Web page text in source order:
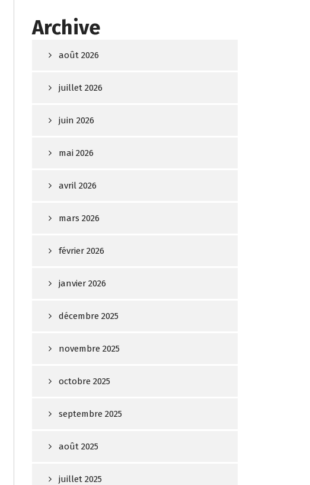
Archive
août 2026
juillet 2026
juin 2026
mai 2026
avril 2026
mars 2026
février 2026
janvier 2026
décembre 2025
novembre 2025
octobre 2025
septembre 2025
août 2025
juillet 2025